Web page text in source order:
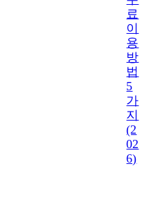
료
이
용
방
법
5
가
지
(2
02
6)